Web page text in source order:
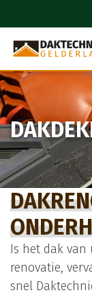
Is het dak
renovatie,
snel